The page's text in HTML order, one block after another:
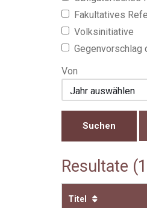
Fakultatives
Volksinitiative
Gegenvorschlag
Von
Resultate
Titel